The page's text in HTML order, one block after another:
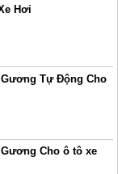
Hơi
Tự Động Cho
Cho ô tô xe